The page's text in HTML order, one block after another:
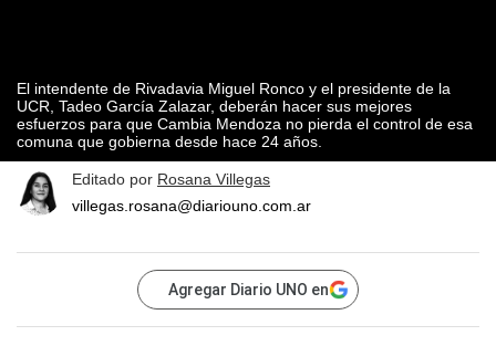
El intendente de Rivadavia Miguel Ronco y el presidente de la
UCR, Tadeo García Zalazar, deberán hacer sus mejores
esfuerzos para que Cambia Mendoza no pierda el control de esa
comuna que gobierna desde hace 24 años.
Editado por Rosana Villegas
villegas.rosana@diariouno.com.ar
Agregar Diario UNO en